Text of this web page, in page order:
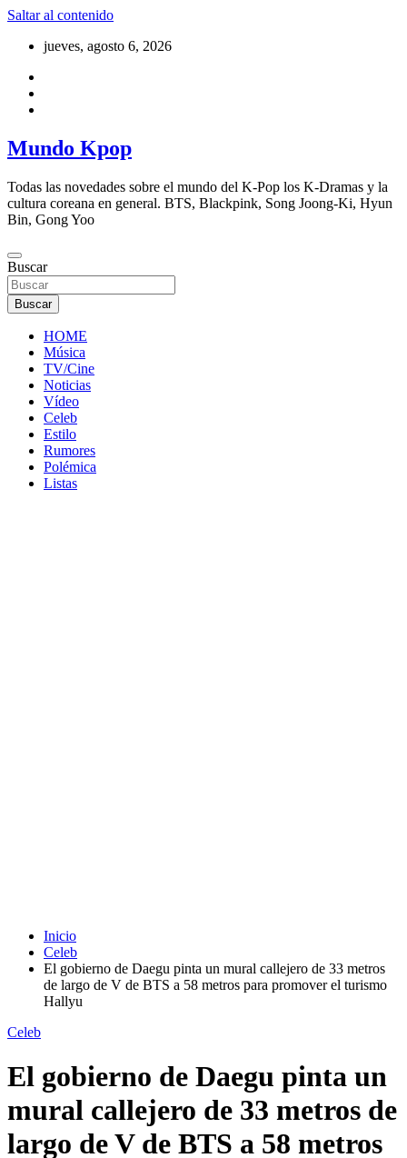
Saltar al contenido
jueves, agosto 6, 2026
Mundo Kpop
Todas las novedades sobre el mundo del K-Pop los K-Dramas y la
cultura coreana en general. BTS, Blackpink, Song Joong-Ki, Hyun
Bin, Gong Yoo
Buscar
Buscar
HOME
Música
TV/Cine
Noticias
Vídeo
Celeb
Estilo
Rumores
Polémica
Listas
Inicio
Celeb
El gobierno de Daegu pinta un mural callejero de 33 metros
de largo de V de BTS a 58 metros para promover el turismo
Hallyu
Celeb
El gobierno de Daegu pinta un
mural callejero de 33 metros de
largo de V de BTS a 58 metros